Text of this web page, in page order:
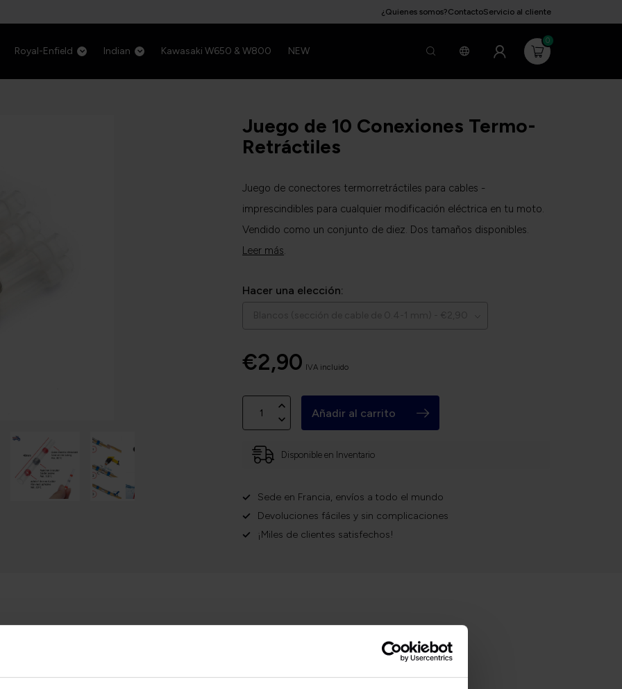
¿Quienes somos?ContactoServicio al cliente
Royal-Enfield Indian Kawasaki W650 & W800 NEW
0
Juego de 10 Conexiones Termo-
Retráctiles
Juego de conectores termorretráctiles para cables -
imprescindibles para cualquier modificación eléctrica en tu moto.
Vendido como un conjunto de diez. Dos tamaños disponibles.
Leer más.
Hacer una elección:
€2,90 IVA incluido
Añadir al carrito
Disponible en Inventario
Sede en Francia, envíos a todo el mundo
Devoluciones fáciles y sin complicaciones
¡Miles de clientes satisfechos!
luces, señales de giro y